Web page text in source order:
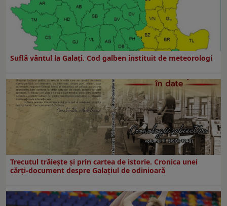
Suflă vântul la Galaţi. Cod galben instituit de meteorologi
Trecutul trăiește și prin cartea de istorie. Cronica unei
cărți-document despre Galațiul de odinioară